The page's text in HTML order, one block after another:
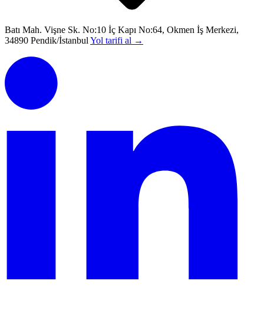
Batı Mah. Vişne Sk. No:10 İç Kapı No:64, Okmen İş Merkezi,
34890 Pendik/İstanbul Yol tarifi al →